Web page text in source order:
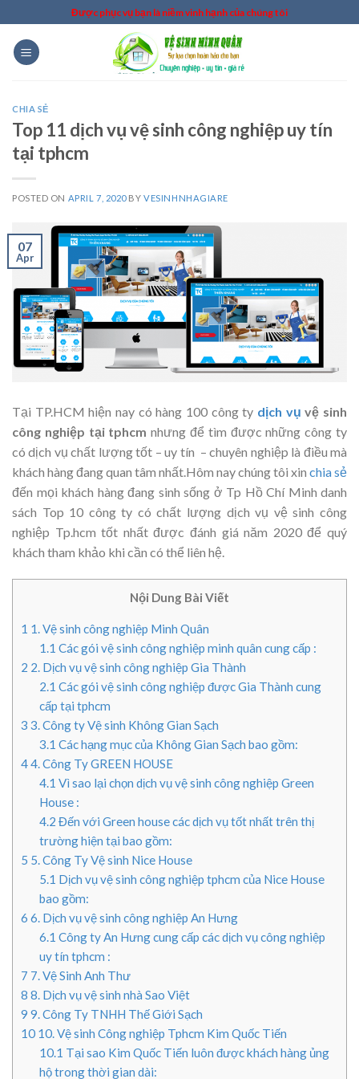
to
content
Được phục vụ bạn là niềm vinh hạnh của chúng tôi
CHIA SẺ
Top 11 dịch vụ vệ sinh công nghiệp uy tín
tại tphcm
POSTED ON APRIL 7, 2020BYVESINHNHAGIARE
07
Apr
Tại TP.HCM hiện nay có hàng 100 công ty dịch vụ vệ sinh
công nghiệp tại tphcm nhưng để tìm được những công ty
có dịch vụ chất lượng tốt – uy tín – chuyên nghiệp là điều mà
khách hàng đang quan tâm nhất.Hôm nay chúng tôi xin chia sẻ
đến mọi khách hàng đang sinh sống ở Tp Hồ Chí Minh danh
sách Top 10 công ty có chất lượng dịch vụ vệ sinh công
nghiệp Tp.hcm tốt nhất được đánh giá năm 2020 để quý
khách tham khảo khi cần có thể liên hệ.
Nội Dung Bài Viết
1 1. Vệ sinh công nghiệp Minh Quân
1.1 Các gói vệ sinh công nghiệp minh quân cung cấp :
2 2. Dịch vụ vệ sinh công nghiệp Gia Thành
2.1 Các gói vệ sinh công nghiệp được Gia Thành cung
cấp tại tphcm
3 3. Công ty Vệ sinh Không Gian Sạch
3.1 Các hạng mục của Không Gian Sạch bao gồm:
44. Công Ty GREEN HOUSE
4.1 Vì sao lại chọn dịch vụ vệ sinh công nghiệp Green
House :
4.2 Đến với Green house các dịch vụ tốt nhất trên thị
trường hiện tại bao gồm:
5 5. Công Ty Vệ sinh Nice House
5.1 Dịch vụ vệ sinh công nghiệp tphcm của Nice House
bao gồm:
6 6. Dịch vụ vệ sinh công nghiệp An Hưng
6.1 Công ty An Hưng cung cấp các dịch vụ công nghiệp
uy tín tphcm :
7 7. Vệ Sinh Anh Thư
8 8. Dịch vụ vệ sinh nhà Sao Việt
9 9. Công Ty TNHH Thế Giới Sạch
10 10. Vệ sinh Công nghiệp Tphcm Kim Quốc Tiến
10.1 Tại sao Kim Quốc Tiến luôn được khách hàng ủng
hộ trong thời gian dài: